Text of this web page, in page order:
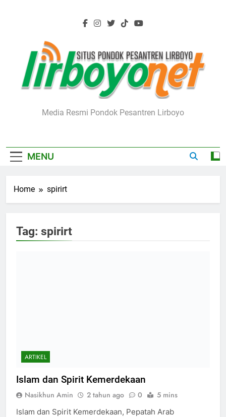
Lirboyo.net
Media Resmi Pondok Pesantren Lirboyo
MENU
Home spirirt
Tag: spirirt
ARTIKEL
Islam dan Spirit Kemerdekaan
Nasikhun Amin 2 tahun ago 0 5 mins
Islam dan Spirit Kemerdekaan, Pepatah Arab